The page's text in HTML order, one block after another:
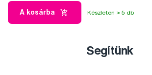
A kosárba Készleten > 5 db
Segítünk